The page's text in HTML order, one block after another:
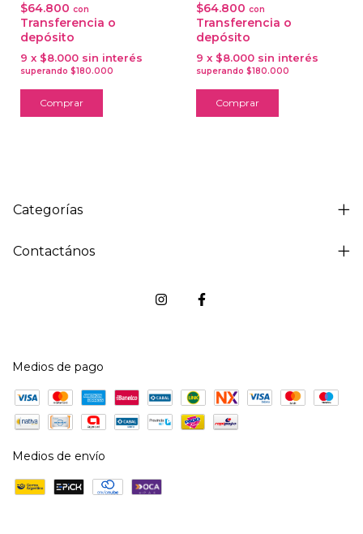
$64.800 con
Transferencia o
depósito
9 x $8.000 sin interés
Comprar
$64.800 con
Transferencia o
depósito
9 x $8.000 sin interés
Comprar
Categorías
Contactános
Medios de pago
Medios de envío